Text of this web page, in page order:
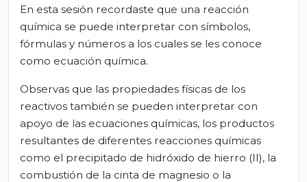
En esta sesión recordaste que una reacción
química se puede interpretar con símbolos,
fórmulas y números a los cuales se les conoce
como ecuación química.
Observas que las propiedades físicas de los
reactivos también se pueden interpretar con
apoyo de las ecuaciones químicas, los productos
resultantes de diferentes reacciones químicas
como el precipitado de hidróxido de hierro (II), la
combustión de la cinta de magnesio o la